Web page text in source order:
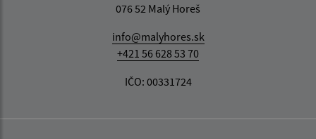
076 52 Malý Horeš
info@malyhores.sk
+421 56 628 53 70
IČO: 00331724